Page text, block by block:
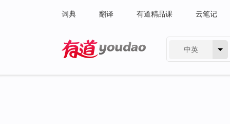
词典 翻译 有道精品课 云笔记
中英